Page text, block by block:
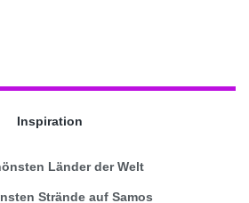
Inspiration
Länder der Welt
Strände auf Samos